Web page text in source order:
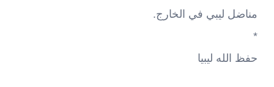
مناضل ليبي في الخارج.
*
حفظ الله ليبيا